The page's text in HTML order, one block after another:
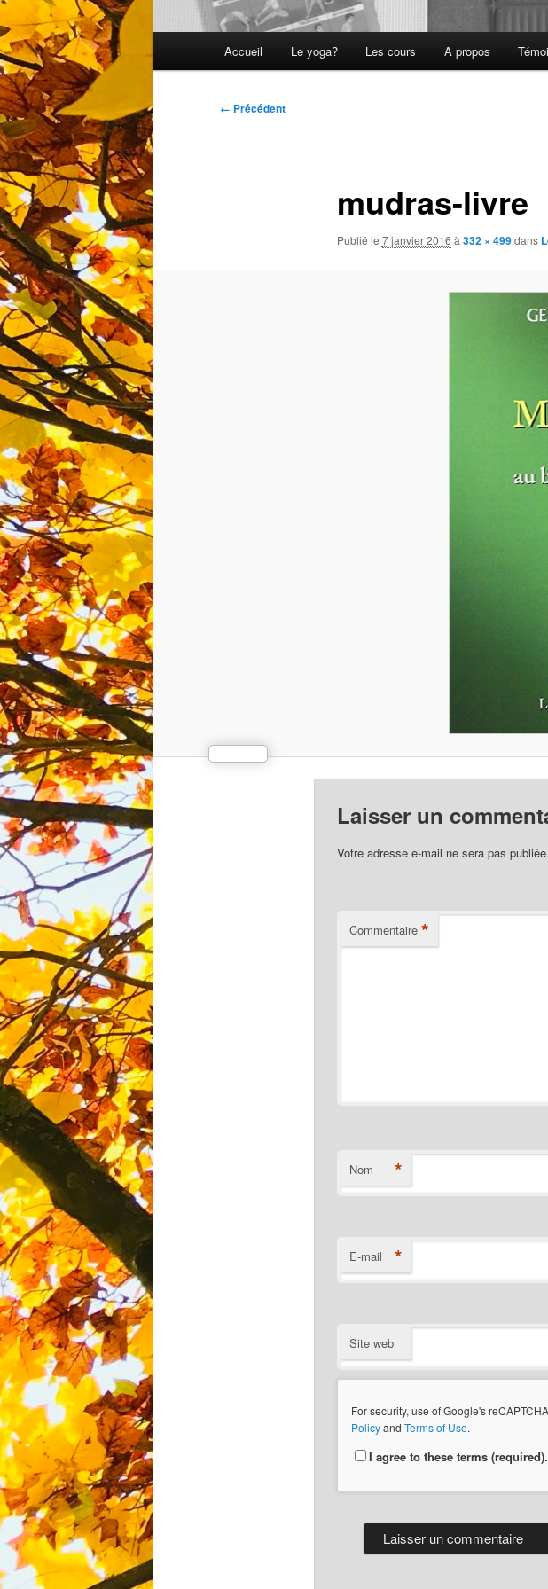
Accueil Le yoga? Les cours A propos
Navigation
← Précédent
mudras-livre
Publié le 7 janvier 2016 à 332 × 499dans
Laisser un
Votre adresse e-mail ne sera pas publiée.
Commentaire *
Nom *
E-mail *
Site web
For security, use of Google's
Policyand Terms of Use.
I agree to these terms (required).